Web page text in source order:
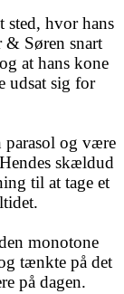
sted, hvor hans
& Søren snart
at hans kone
udsat sig for
parasol og være
skældud
til at tage et
monotone
tænkte på det
på dagen.